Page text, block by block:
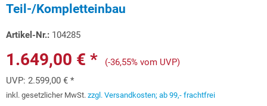
Teil-/Kompletteinbau
Artikel-Nr.: 104285
1.649,00 € *
(-36,55% vom UVP)
UVP: 2.599,00 € *
inkl. gesetzlicher MwSt. zzgl. Versandkosten; ab 99,- frachtfrei